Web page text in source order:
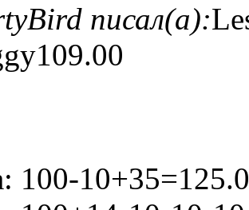
писал(а):
100-